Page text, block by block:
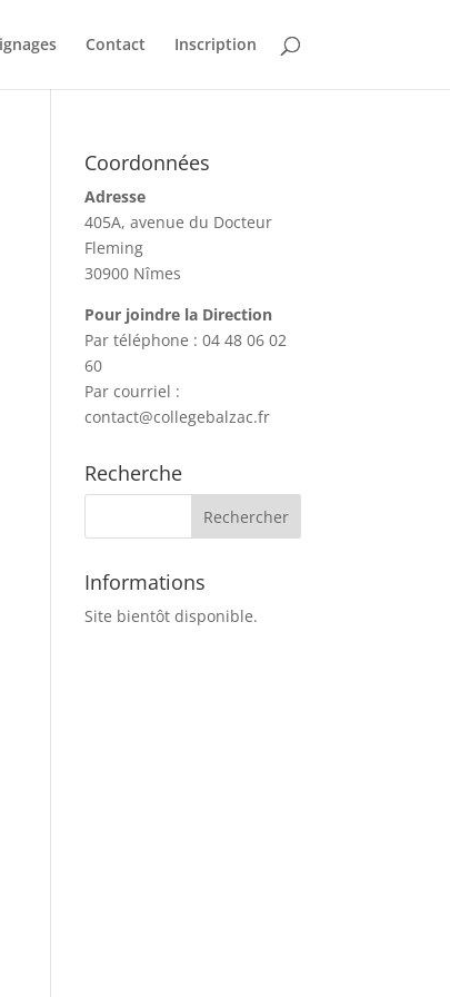
Contact Inscription
Coordonnées
Adresse
405A, avenue du Docteur
Fleming
30900 Nîmes
Pour joindre la Direction
Par téléphone : 04 48 06 02
60
Par courriel :
contact@collegebalzac.fr
Recherche
Informations
Site bientôt disponible.